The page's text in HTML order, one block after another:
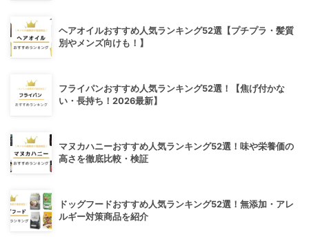
ヘアオイルおすすめ人気ランキング52選【プチプラ・髪質
別やメンズ向けも！】
フライパンおすすめ人気ランキング52選！【焦げ付かな
い・長持ち！2026最新】
マヌカハニーおすすめ人気ランキング52選！味や栄養価の
高さを徹底比較・検証
ドッグフードおすすめ人気ランキング52選！無添加・アレ
ルギー対策商品を紹介